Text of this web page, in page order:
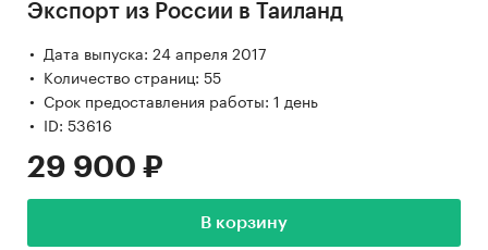
Экспорт из России в Таиланд
Дата выпуска: 24 апреля 2017
Количество страниц: 55
Срок предоставления работы: 1 день
ID: 53616
29 900 ₽
В корзину